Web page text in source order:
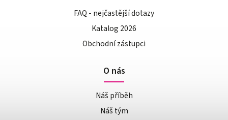
FAQ - nejčastější dotazy
Katalog 2026
Obchodní zástupci
O nás
Náš příběh
Náš tým